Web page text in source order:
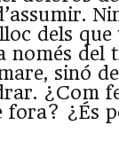
dels
només del
sinó
¿Com
fora? ¿És